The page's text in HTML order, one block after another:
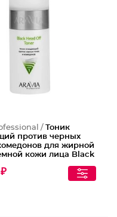
/Тоник
против черных
для жирной
кожи лица Black